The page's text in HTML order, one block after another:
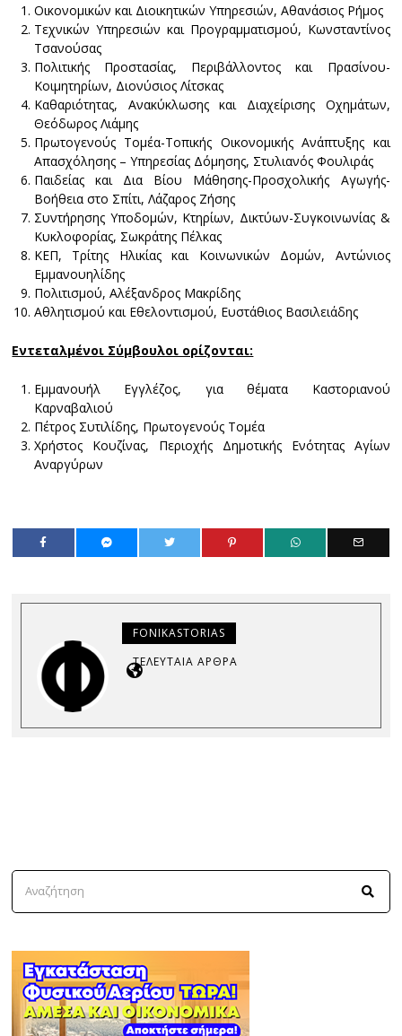
Οικονομικών και Διοικητικών Υπηρεσιών, Αθανάσιος Ρήμος
Τεχνικών Υπηρεσιών και Προγραμματισμού, Κωνσταντίνος
Τσανούσας
Πολιτικής Προστασίας, Περιβάλλοντος και Πρασίνου-
Κοιμητηρίων, Διονύσιος Λίτσκας
Καθαριότητας, Ανακύκλωσης και Διαχείρισης Οχημάτων,
Θεόδωρος Λιάμης
Πρωτογενούς Τομέα-Τοπικής Οικονομικής Ανάπτυξης και
Απασχόλησης – Υπηρεσίας Δόμησης, Στυλιανός Φουλιράς
Παιδείας και Δια Βίου Μάθησης-Προσχολικής Αγωγής-
Βοήθεια στο Σπίτι, Λάζαρος Ζήσης
Συντήρησης Υποδομών, Κτηρίων, Δικτύων-Συγκοινωνίας &
Κυκλοφορίας, Σωκράτης Πέλκας
ΚΕΠ, Τρίτης Ηλικίας και Κοινωνικών Δομών, Αντώνιος
Εμμανουηλίδης
Πολιτισμού, Αλέξανδρος Μακρίδης
Αθλητισμού και Εθελοντισμού, Ευστάθιος Βασιλειάδης
Εντεταλμένοι Σύμβουλοι ορίζονται:
Εμμανουήλ Εγγλέζος, για θέματα Καστοριανού
Καρναβαλιού
Πέτρος Συτιλίδης, Πρωτογενούς Τομέα
Χρήστος Κουζίνας, Περιοχής Δημοτικής Ενότητας Αγίων
Αναργύρων
FONIKASTORIAS
ΤΕΛΕΥΤΑΊΑ ΆΡΘΡΑ